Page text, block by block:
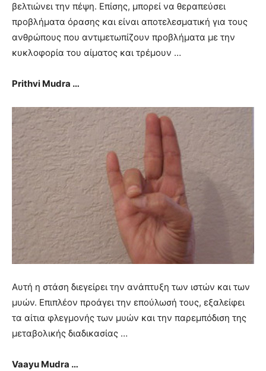
βελτιώνει την πέψη. Επίσης, μπορεί να θεραπεύσει
προβλήματα όρασης και είναι αποτελεσματική για τους
ανθρώπους που αντιμετωπίζουν προβλήματα με την
κυκλοφορία του αίματος και τρέμουν …
Prithvi Mudra …
Αυτή η στάση διεγείρει την ανάπτυξη των ιστών και των
μυών. Επιπλέον προάγει την επούλωσή τους, εξαλείφει
τα αίτια φλεγμονής των μυών και την παρεμπόδιση της
μεταβολικής διαδικασίας …
Vaayu Mudra …